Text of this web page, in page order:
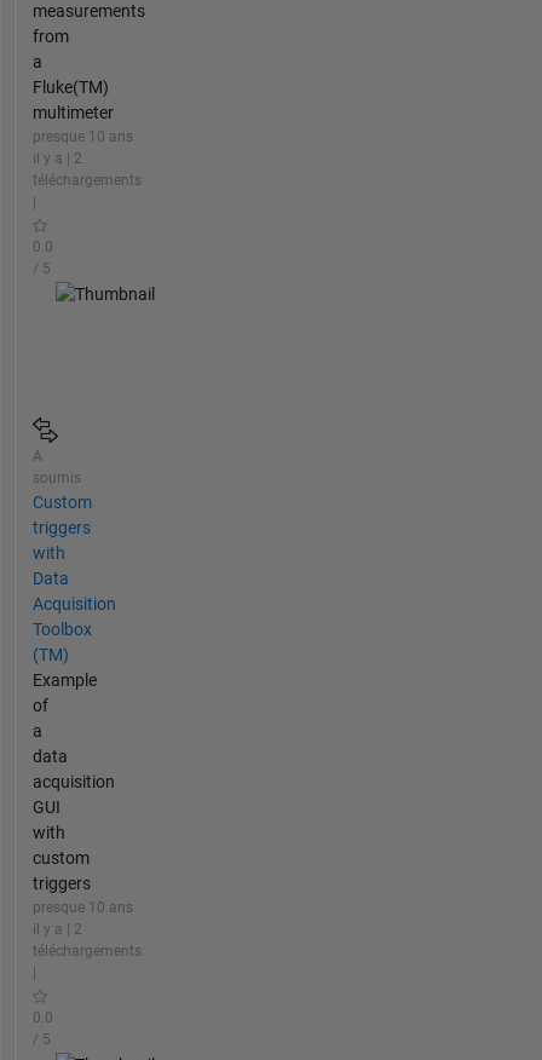
measurements
from
a
Fluke(TM)
multimeter
presque 10 ans
il y a | 2
téléchargements
0.0
/ 5
A
soumis
Custom
triggers
with
Data
Acquisition
Toolbox
(TM)
Example
of
a
data
acquisition
GUI
with
custom
triggers
presque 10 ans
il y a | 2
téléchargements
0.0
/ 5